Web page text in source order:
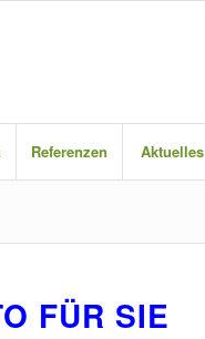
Referenzen Aktuelles
FÜR SIE